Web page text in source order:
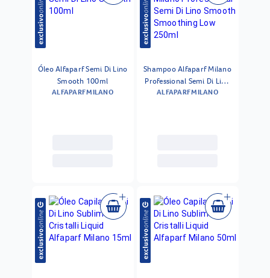
Óleo Alfaparf Semi Di Lino
Smooth 100ml
ALFAPARF MILANO
Shampoo Alfaparf Milano
Professional Semi Di Lino
Smooth Smoothing Low
ALFAPARF MILANO